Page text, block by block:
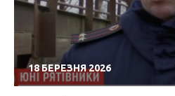
18 БЕРЕЗНЯ 2026